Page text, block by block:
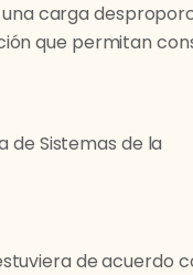
carga
que permitan
de Sistemas de la
de acuerdo